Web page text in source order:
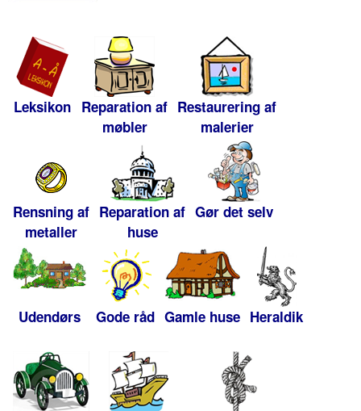
Leksikon Reparation af
møbler
Restaurering af
malerier
Rensning af
metaller
Reparation af
huse
Gør det selv
Udendørs Gode råd Gamle huse Heraldik